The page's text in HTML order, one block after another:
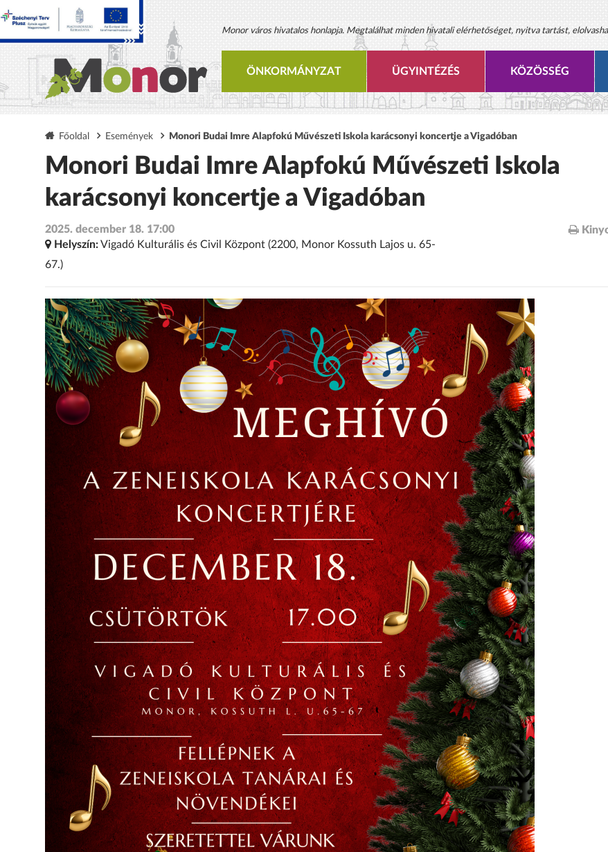
Monor város hivatalos honlapja. Megtalálhat minden hivatali elérhetőséget, nyitva tartást,
ÖNKORMÁNYZAT ÜGYINTÉZÉS KÖZÖSSÉG
Főoldal Események Monori Budai Imre Alapfokú Művészeti Iskola karácsonyi koncertje a Vigadóban
Monori Budai Imre Alapfokú Művészeti Iskola
karácsonyi koncertje a Vigadóban
2025. december 18. 17:00
Helyszín:Vigadó Kulturális és Civil Központ (2200, Monor Kossuth Lajos u. 65-
67.)